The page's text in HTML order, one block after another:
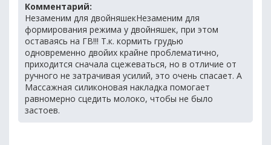
Комментарий:
Незаменим для двойняшекНезаменим для
формирования режима у двойняшек, при этом
оставаясь на ГВ!!! Т.к. кормить грудью
одновременно двойих крайне проблематично,
приходится сначала сцежеваться, но в отличие от
ручного не затрачивая усилий, это очень спасает. А
Массажная силиконовая накладка помогает
равномерно сцедить молоко, чтобы не было
застоев.